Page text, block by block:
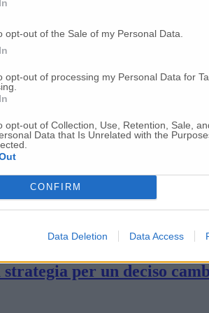
opt-out of the Sale of my Personal Data.
opt-out of processing my Personal Data for
opt-out of Collection, Use, Retention, Sale,
Data that Is Unrelated with the
CONFIRM
Data Deletion Data Access
le Comunali 2024
«Rfi ha scritto al
il Tar Marche invita
manifestazione per
Latini si dimetta dal
per un deciso